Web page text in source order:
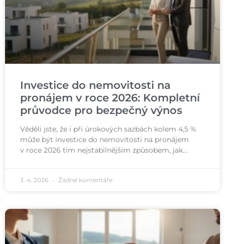
Investice do nemovitosti na
pronájem v roce 2026: Kompletní
průvodce pro bezpečný výnos
Věděli jste, že i při úrokových sazbách kolem 4,5 %
může být investice do nemovitosti na pronájem
v roce 2026 tím nejstabilnějším způsobem, jak…
3. 4. 2026 Žádné komentáře